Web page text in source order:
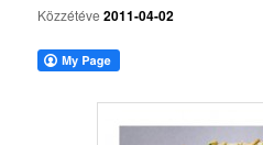
Közzétéve2011-04-02